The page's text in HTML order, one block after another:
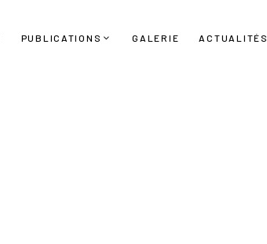
PUBLICATIONS GALERIE ACTUALITÉS